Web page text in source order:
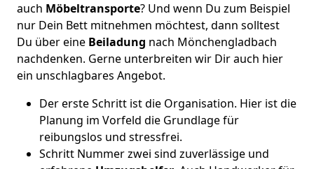
auch Möbeltransporte? Und wenn Du zum Beispiel
nur Dein Bett mitnehmen möchtest, dann solltest
Du über eine Beiladung nach Mönchen­gladbach
nachdenken. Gerne unterbreiten wir Dir auch hier
ein unschlagbares Angebot.
Der erste Schritt ist die Organisation. Hier ist die
Planung im Vorfeld die Grundlage für
reibungslos und stressfrei.
Schritt Nummer zwei sind zuverlässige und